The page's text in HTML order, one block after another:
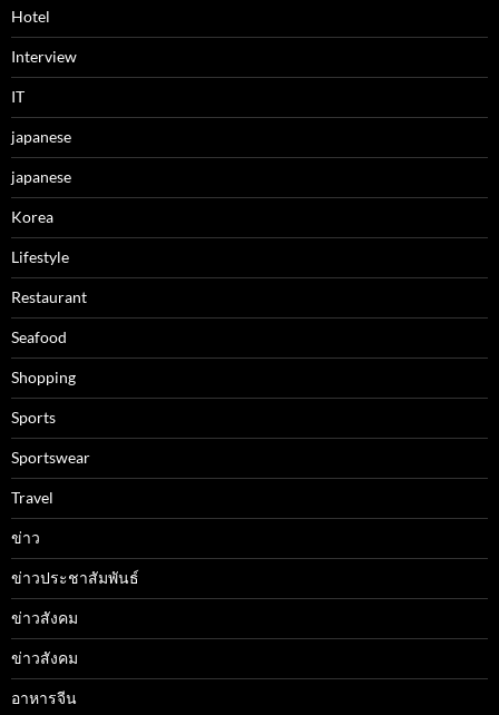
Hotel
Interview
IT
japanese
japanese
Korea
Lifestyle
Restaurant
Seafood
Shopping
Sports
Sportswear
Travel
ข่าว
ข่าวประชาสัมพันธ์
ข่าวสังคม
ข่าวสังคม
อาหารจีน